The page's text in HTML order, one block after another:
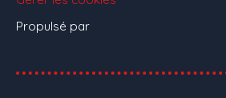
Propulsé par